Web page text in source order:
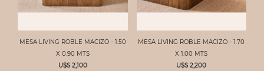
MESA LIVING ROBLE MACIZO - 1.50
X 0.90 MTS
U$S 2,100
MESA LIVING ROBLE MACIZO - 1.70
X 1.00 MTS
U$S 2,200